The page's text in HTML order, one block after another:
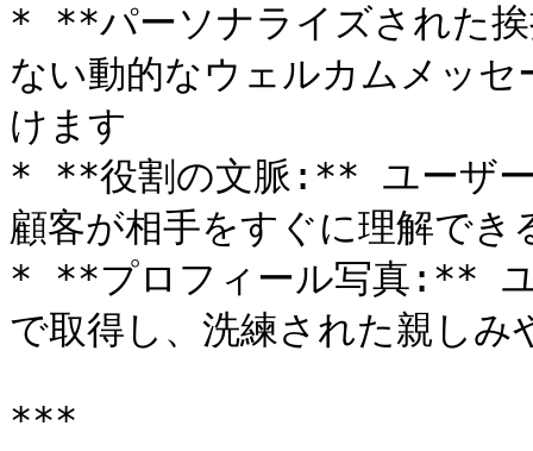
* **パーソナライズされた
ない動的なウェルカムメッ
けます
* **役割の文脈:** ユーザー
顧客が相手をすぐに理解でき
* **プロフィール写真:** ユ
で取得し、洗練された親しみ
***